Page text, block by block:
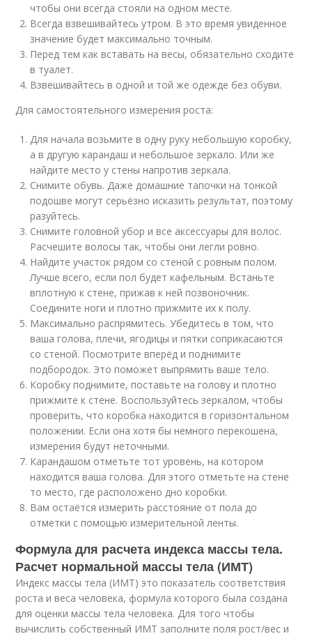
чтобы они всегда стояли на одном месте.
Всегда взвешивайтесь утром. В это время увиденное
значение будет максимально точным.
Перед тем как вставать на весы, обязательно сходите
в туалет.
Взвешивайтесь в одной и той же одежде без обуви.
Для самостоятельного измерения роста:
Для начала возьмите в одну руку небольшую коробку,
а в другую карандаш и небольшое зеркало. Или же
найдите место у стены напротив зеркала.
Снимите обувь. Даже домашние тапочки на тонкой
подошве могут серьёзно исказить результат, поэтому
разуйтесь.
Снимите головной убор и все аксессуары для волос.
Расчешите волосы так, чтобы они легли ровно.
Найдите участок рядом со стеной с ровным полом.
Лучше всего, если пол будет кафельным. Встаньте
вплотную к стене, прижав к ней позвоночник.
Соедините ноги и плотно прижмите их к полу.
Максимально распрямитесь. Убедитесь в том, что
ваша голова, плечи, ягодицы и пятки соприкасаются
со стеной. Посмотрите вперёд и поднимите
подбородок. Это поможет выпрямить ваше тело.
Коробку поднимите, поставьте на голову и плотно
прижмите к стене. Воспользуйтесь зеркалом, чтобы
проверить, что коробка находится в горизонтальном
положении. Если она хотя бы немного перекошена,
измерения будут неточными.
Карандашом отметьте тот уровень, на котором
находится ваша голова. Для этого отметьте на стене
то место, где расположено дно коробки.
Вам остаётся измерить расстояние от пола до
отметки с помощью измерительной ленты.
Формула для расчета индекса массы тела.
Расчет нормальной массы тела (ИМТ)
Индекс массы тела (ИМТ) это показатель соответствия
роста и веса человека, формула которого была создана
для оценки массы тела человека. Для того чтобы
вычислить собственный ИМТ заполните поля рост/вес и